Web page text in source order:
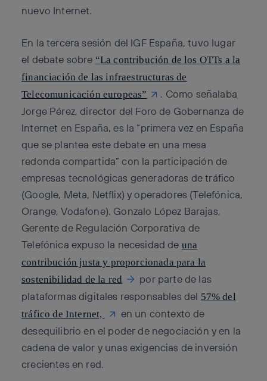
nuevo Internet.
En la tercera sesión del IGF España, tuvo lugar
el debate sobre “La contribución de los OTTs a la
financiación de las infraestructuras de
Telecomunicación europeas”
. Como señalaba
Jorge Pérez, director del Foro de Gobernanza de
Internet en España, es la “primera vez en España
que se plantea este debate en una mesa
redonda compartida” con la participación de
empresas tecnológicas generadoras de tráfico
(Google, Meta, Netflix) y operadores (Telefónica,
Orange, Vodafone). Gonzalo López Barajas,
Gerente de Regulación Corporativa de
Telefónica expuso la necesidad de una
contribución justa y proporcionada para la
sostenibilidad de la red
por parte de las
plataformas digitales responsables del 57% del
tráfico de Internet,
en un contexto de
desequilibrio en el poder de negociación y en la
cadena de valor y unas exigencias de inversión
crecientes en red.